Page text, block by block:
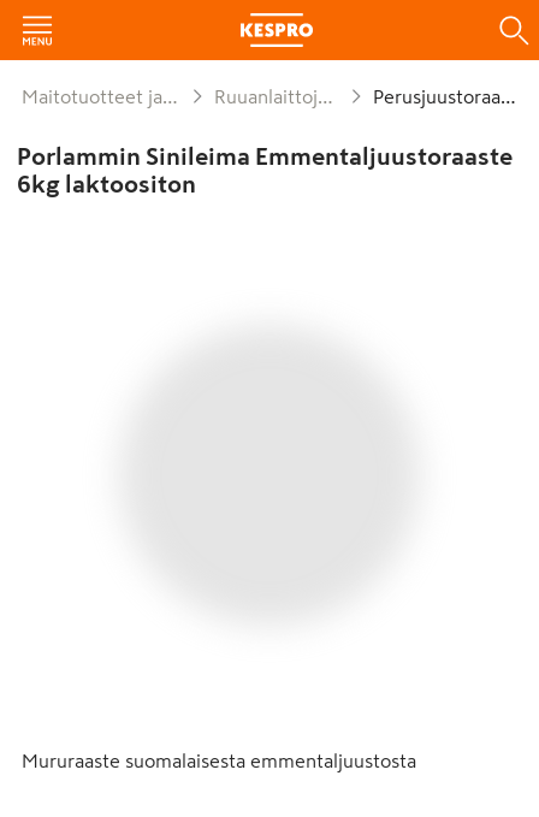
Maitotuotteet ja munat Ruuanlaittojuustot Perusjuustoraaste
Porlammin Sinileima Emmentaljuustoraaste
6kg laktoositon
Mururaaste suomalaisesta emmentaljuustosta